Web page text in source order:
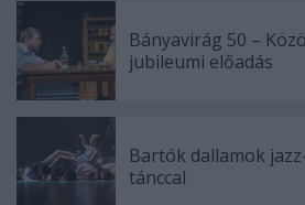
Bányavirág 50 –
jubileumi előadás
Bartók dallamok
tánccal